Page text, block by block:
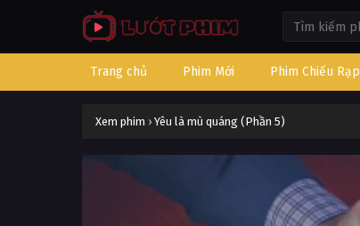
Trang chủ Phim Mới Phim Chiếu Rạp
Xem phim › Yêu là mù quáng (Phần 5)